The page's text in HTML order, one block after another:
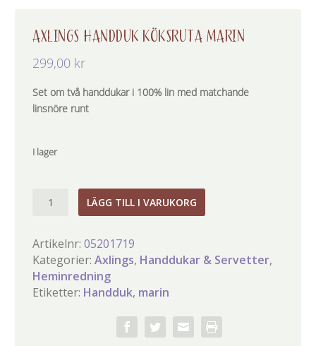
AXLINGS HANDDUK KÖKSRUTA MARIN
299,00 kr
Set om två handdukar i 100% lin med matchande
linsnöre runt
I lager
Axlings
marin
mängd
LÄGG TILL I VARUKORG
Artikelnr:05201719
Kategorier:Axlings, Handdukar & Servetter,
Heminredning
Etiketter: Handduk, marin